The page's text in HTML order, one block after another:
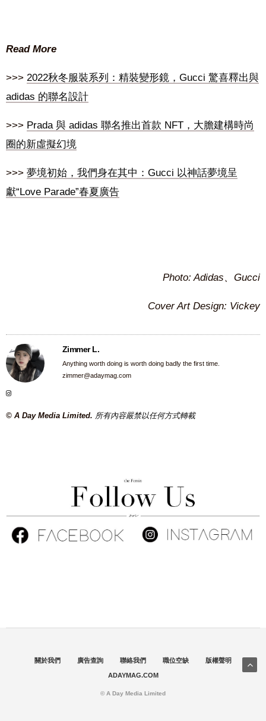
Read More
>>> 2022秋冬服裝系列：精裝變形鏡，Gucci 驚喜釋出與
adidas 的聯名設計
>>> Prada 與 adidas 聯名推出首款 NFT，大膽建構時尚
圈的新虛擬幻境
>>> 夢境初始，我們身在其中：Gucci 以神話夢境呈
獻“Love Parade”春夏廣告
Photo:Adidas、Gucci
Cover Art Design: Vickey
Zimmer L.
Anything worth doing is worth doing badly the first time.
zimmer@adaymag.com
© A Day Media Limited. 所有內容嚴禁以任何方式轉載
關於我們 廣告查詢 聯絡我們 職位空缺 版權聲明
ADAYMAG.COM
© A Day Media Limited